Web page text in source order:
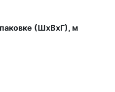
(ШхВхГ), м